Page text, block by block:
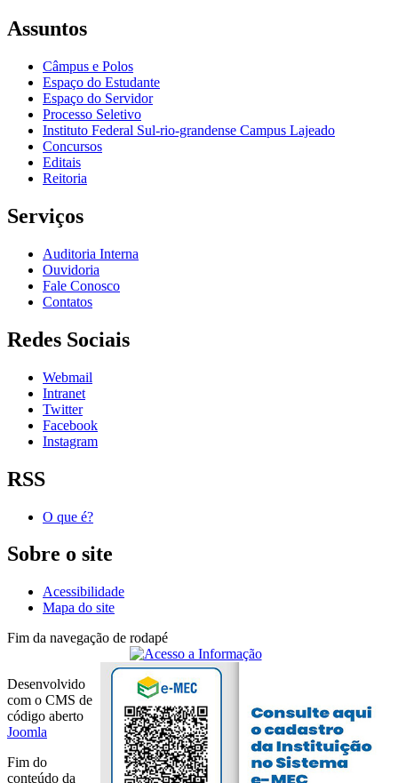
Assuntos
Câmpus e Polos
Espaço do Estudante
Espaço do Servidor
Processo Seletivo
Instituto Federal Sul-rio-grandense Campus Lajeado
Concursos
Editais
Reitoria
Serviços
Auditoria Interna
Ouvidoria
Fale Conosco
Contatos
Redes Sociais
Webmail
Intranet
Twitter
Facebook
Instagram
RSS
O que é?
Sobre o site
Acessibilidade
Mapa do site
Fim da navegação de rodapé
Desenvolvido
com o CMS de
código aberto
Joomla
Fim do
conteúdo da